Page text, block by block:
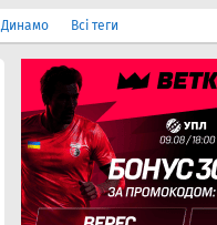
Динамо Всі теги